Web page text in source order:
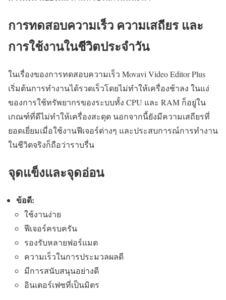
การทดสอบความเร็ว ความเสถียร และ
การใช้งานในชีวิตประจำวัน
ในเรื่องของการทดสอบความเร็ว Movavi Video Editor Plus
เริ่มต้นการทำงานได้รวดเร็วโดยไม่ทำให้เครื่องช้าลง ในแง่
ของการใช้ทรัพยากรของระบบทั้ง CPU และ RAM ก็อยู่ใน
เกณฑ์ที่ดีไม่ทำให้เครื่องสะดุด นอกจากนี้ยังมีความเสถียรที่
ยอดเยี่ยมเมื่อใช้งานฟีเจอร์ต่างๆ และประสบการณ์การทำงาน
ในชีวิตจริงก็ถือว่าราบรื่น
จุดแข็งและจุดอ่อน
ข้อดี:
ใช้งานง่าย
ฟีเจอร์ครบครัน
รองรับหลายฟอร์แมต
ความเร็วในการประมวลผลดี
มีการสนับสนุนอย่างดี
อินเตอร์เฟซที่เป็นมิตร